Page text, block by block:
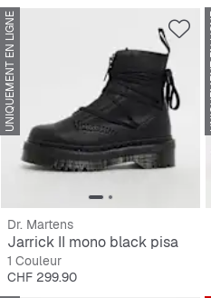
UNIQUEMENT EN LIGNE
Dr. Martens
Jarrick II mono black pisa
1 Couleur
Prix
CHF 299.90